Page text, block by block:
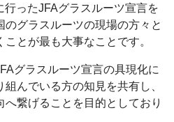
ったJFAグラスルーツ宣言を
グラスルーツの現場の方々と
とが最も大事なことです。
グラスルーツ宣言の具現化に
んでいる方の知見を共有し、
繋げることを目的としており